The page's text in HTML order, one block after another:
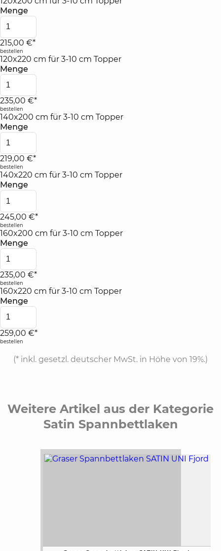
Menge
215,00 €*
bestellen
120x220 cm für 3-10 cm Topper
Menge
235,00 €*
bestellen
140x200 cm für 3-10 cm Topper
Menge
219,00 €*
bestellen
140x220 cm für 3-10 cm Topper
Menge
245,00 €*
bestellen
160x200 cm für 3-10 cm Topper
Menge
235,00 €*
bestellen
160x220 cm für 3-10 cm Topper
Menge
259,00 €*
bestellen
(* inkl. gesetzl. deutscher MwSt. in Höhe von 19%.)
Weitere Artikel aus der Kategorie
Satin Spannbettlaken